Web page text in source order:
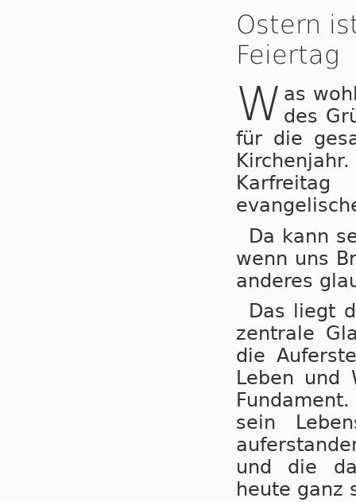
Ostern
Feiertag
W as
des
für die
Da kann
wenn uns
anderes
Das liegt
zentrale
die
Leben und
sein
und die
heute ganz